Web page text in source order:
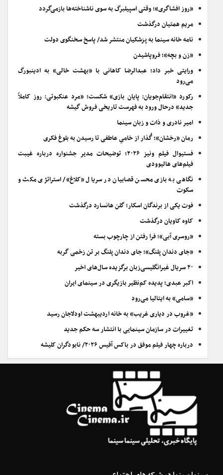
«روز افشاگری»؛ وقتی اسپیلبرگ به سوی ناشناخته‌ها بازمی‌گردد
مریم همتیان درگذشت
نامه خانه سینما به پزشکیان منتشر شد/ پاسخ سخنگوی دولت
«زن و بچه»؛ فروپاشیدن
ورایتی خبر داد؛ عبدالرضا کاهانی با «بهشت خالی» به ادینبورگ
می‌رود
رکورد «انتقام‌جویان: پایان بازی» شکست؛ «مرد عنکبوتی: روز کاملاً
جدید» درحال ورود به فهرست تاریخی فروش گیشه
امیر نادری و ذات و زبان سینما
رمان «رخشان»؛ گُذار از خامیِ عاطفی تا رسیدن به بلوغ فکری
فستیوال فیلم ونیز ۲۰۲۶؛ توضیحات مدیر جشنواره درباره غیبت
فیلم‌های هالیوودی
نگاهی به بازی محسن قصابیان در سریال «کلاغ»/ استراتژی مکث و
سکوت
فوت یکی از برندگان اسکار؛ گلن هانسارد درگذشت
کاوه کاویان درگذشت
«روسری آبی»؛ فرا رفتن از چارچوب بسته
«جای دندان پلنگ»؛ جای دندان پلنگ بر تن زخمی گربه
۲۰ سریال غیرانگلیسی‌زبان برگزیده سال‌های اخیر
اکبر عبدی؛ پدیده کم‌نظیر بازیگری در سینمای ایران
«سامی» به ایتالیا می‌رود
«غروب در دیاری غریب» به خانه اردیبهشت اودلاجان رسید
تغییرات در سازمان سینمایی با انتشار سه حکم جدید
درباره چهار فیلم موفق در باکس آفیس ۲۰۲۶/ نابودگران کلیشه